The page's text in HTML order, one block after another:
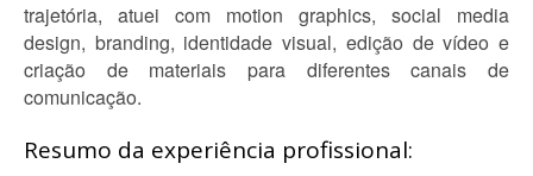
trajetória, atuei com motion graphics, social media
design, branding, identidade visual, edição de vídeo e
criação de materiais para diferentes canais de
comunicação.
Resumo da experiência profissional: